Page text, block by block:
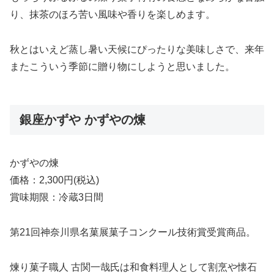
り、抹茶のほろ苦い風味や香りを楽しめます。
秋とはいえど蒸し暑い天候にぴったりな美味しさで、来年
またこういう季節に贈り物にしようと思いました。
銀座かずや かずやの煉
かずやの煉
価格：2,300円(税込)
賞味期限：冷蔵3日間
第21回神奈川県名菓展菓子コンクール技術賞受賞商品。
煉り菓子職人 古関一哉氏は和食料理人として割烹や懐石